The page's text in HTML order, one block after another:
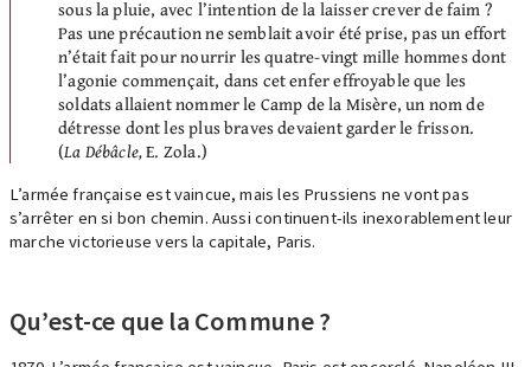
sous la pluie, avec l’intention de la laisser crever de faim ?
Pas une précaution ne semblait avoir été prise, pas un effort
n’était fait pour nourrir les quatre-vingt mille hommes dont
l’agonie commençait, dans cet enfer effroyable que les
soldats allaient nommer le Camp de la Misère, un nom de
détresse dont les plus braves devaient garder le frisson.
(La Débâcle,E. Zola.)
L’armée française est vaincue, mais les Prussiens ne vont pas
s’arrêter en si bon chemin. Aussi continuent-ils inexorablement leur
marche victorieuse vers la capitale, Paris.
Qu’est-ce que la Commune ?